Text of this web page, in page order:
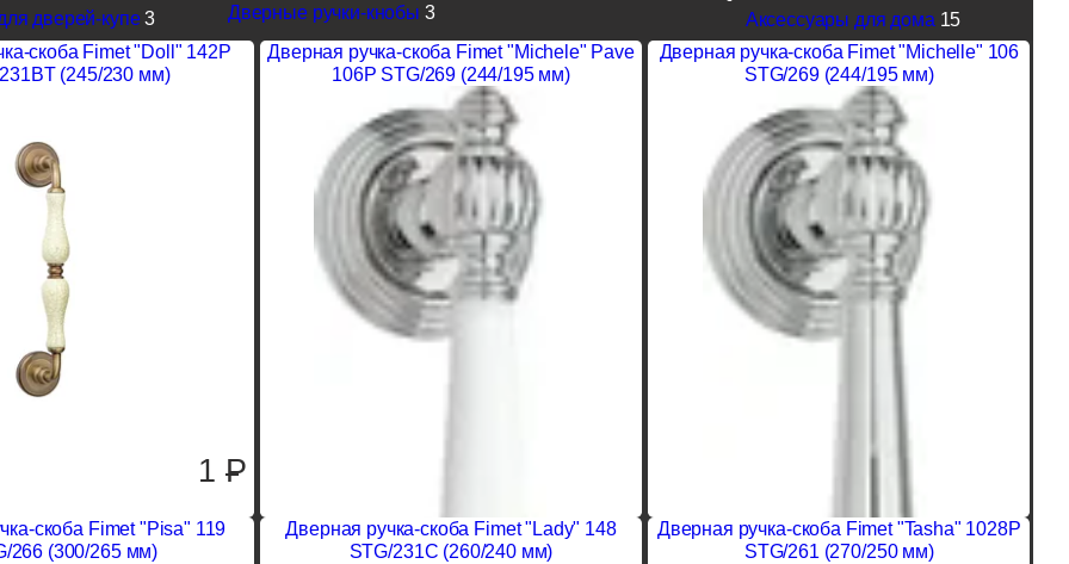
дверей-купе 3 Дверные ручки-кнобы 3 Аксессуары для дома 15
скоба Fimet "Doll" 142P
(245/230 мм)
1 P
Дверная ручка-скоба Fimet "Michele" Pave
106P STG/269 (244/195 мм)
Дверная ручка-скоба Fimet "Michelle" 106
STG/269 (244/195 мм)
скоба Fimet "Pisa" 119
266 (300/265 мм)
Дверная ручка-скоба Fimet "Lady" 148
STG/231C (260/240 мм)
Дверная ручка-скоба Fimet "Tasha" 1028P
STG/261 (270/250 мм)